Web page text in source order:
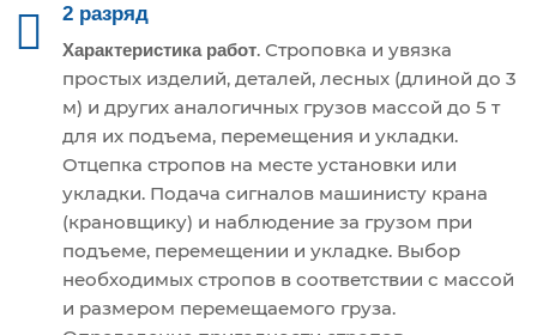
2 разряд
Характеристика работ. Строповка и увязка
простых изделий, деталей, лесных (длиной до 3
м) и других аналогичных грузов массой до 5 т
для их подъема, перемещения и укладки.
Отцепка стропов на месте установки или
укладки. Подача сигналов машинисту крана
(крановщику) и наблюдение за грузом при
подъеме, перемещении и укладке. Выбор
необходимых стропов в соответствии с массой
и размером перемещаемого груза.